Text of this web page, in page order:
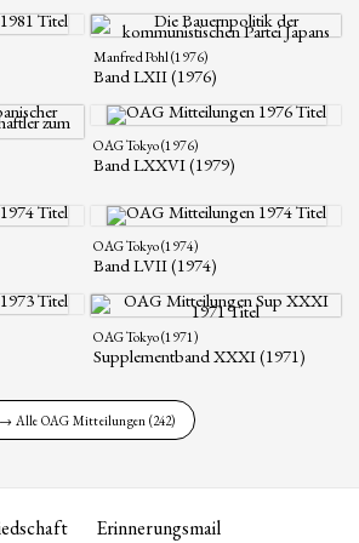
Manfred Pohl (1976)
Band LXII (1976)
OAG Tokyo (1976)
Band LXXVI (1979)
OAG Tokyo (1974)
Band LVII (1974)
OAG Tokyo (1971)
Supplementband XXXI (1971)
→ Alle OAG Mitteilungen (242)
Erinnerungsmail